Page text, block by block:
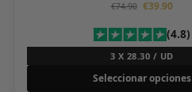
€74.90 €39.90
(4.8)
3 X 28.30 / UD
Seleccionar opciones